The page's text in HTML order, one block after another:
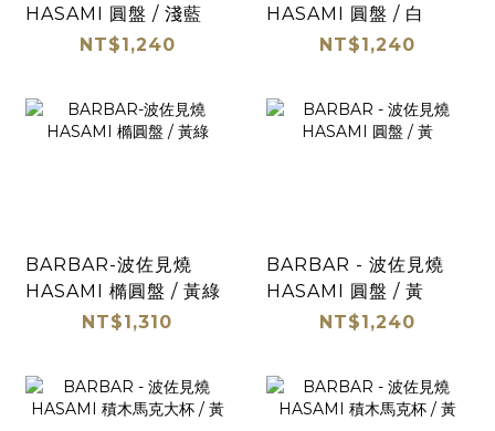
HASAMI 圓盤 / 淺藍
NT$1,240
HASAMI 圓盤 / 白
NT$1,240
BARBAR-波佐見燒
HASAMI 橢圓盤 / 黃綠
NT$1,310
BARBAR - 波佐見燒
HASAMI 圓盤 / 黃
NT$1,240